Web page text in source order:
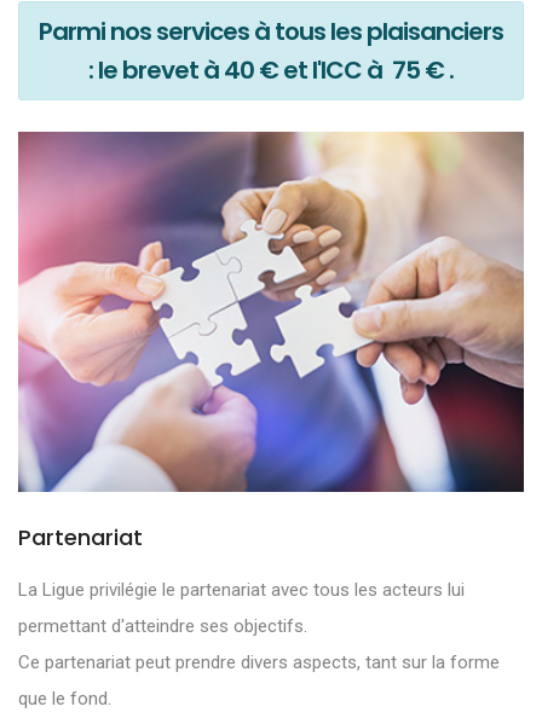
Parmi nos services à tous les plaisanciers
: le brevet à 40 € et l'ICC à 75 € .
Partenariat
La Ligue privilégie le partenariat avec tous les acteurs lui
permettant d'atteindre ses objectifs.
Ce partenariat peut prendre divers aspects, tant sur la forme
que le fond.